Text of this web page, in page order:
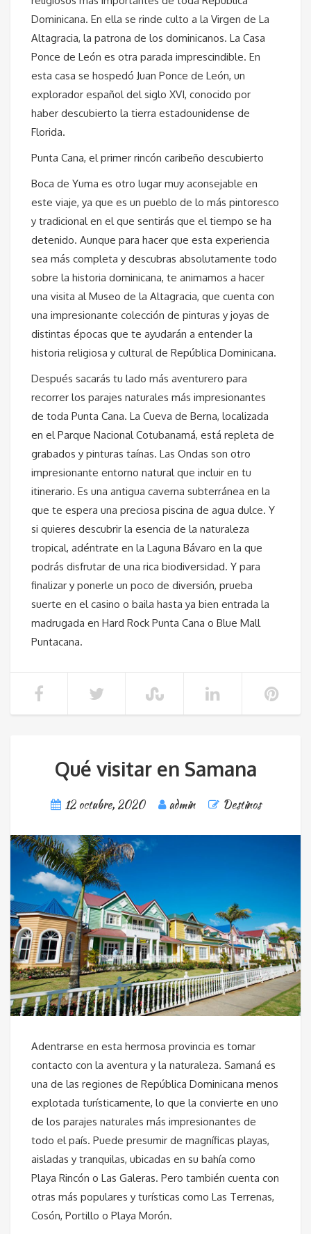
Dominicana. En ella se rinde culto a la Virgen de La
Altagracia, la patrona de los dominicanos. La Casa
Ponce de León es otra parada imprescindible. En
esta casa se hospedó Juan Ponce de León, un
explorador español del siglo XVI, conocido por
haber descubierto la tierra estadounidense de
Florida.
Punta Cana, el primer rincón caribeño descubierto
Boca de Yuma es otro lugar muy aconsejable en
este viaje, ya que es un pueblo de lo más pintoresco
y tradicional en el que sentirás que el tiempo se ha
detenido. Aunque para hacer que esta experiencia
sea más completa y descubras absolutamente todo
sobre la historia dominicana, te animamos a hacer
una visita al Museo de la Altagracia, que cuenta con
una impresionante colección de pinturas y joyas de
distintas épocas que te ayudarán a entender la
historia religiosa y cultural de República Dominicana.
Después sacarás tu lado más aventurero para
recorrer los parajes naturales más impresionantes
de toda Punta Cana. La Cueva de Berna, localizada
en el Parque Nacional Cotubanamá, está repleta de
grabados y pinturas taínas. Las Ondas son otro
impresionante entorno natural que incluir en tu
itinerario. Es una antigua caverna subterránea en la
que te espera una preciosa piscina de agua dulce. Y
si quieres descubrir la esencia de la naturaleza
tropical, adéntrate en la Laguna Bávaro en la que
podrás disfrutar de una rica biodiversidad. Y para
finalizar y ponerle un poco de diversión, prueba
suerte en el casino o baila hasta ya bien entrada la
madrugada en Hard Rock Punta Cana o Blue Mall
Puntacana.
Qué visitar en Samana
12 octubre, 2020 admin Destinos
Adentrarse en esta hermosa provincia es tomar
contacto con la aventura y la naturaleza. Samaná es
una de las regiones de República Dominicana menos
explotada turísticamente, lo que la convierte en uno
de los parajes naturales más impresionantes de
todo el país. Puede presumir de magníficas playas,
aisladas y tranquilas, ubicadas en su bahía como
Playa Rincón o Las Galeras. Pero también cuenta con
otras más populares y turísticas como Las Terrenas,
Cosón, Portillo o Playa Morón.